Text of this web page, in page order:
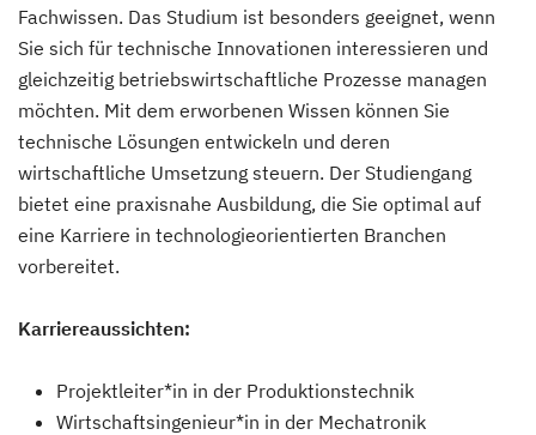
Fachwissen. Das Studium ist besonders geeignet, wenn
Sie sich für technische Innovationen interessieren und
gleichzeitig betriebswirtschaftliche Prozesse managen
möchten. Mit dem erworbenen Wissen können Sie
technische Lösungen entwickeln und deren
wirtschaftliche Umsetzung steuern. Der Studiengang
bietet eine praxisnahe Ausbildung, die Sie optimal auf
eine Karriere in technologieorientierten Branchen
vorbereitet.
Karriereaussichten:
Projektleiter*in in der Produktionstechnik
Wirtschaftsingenieur*in in der Mechatronik